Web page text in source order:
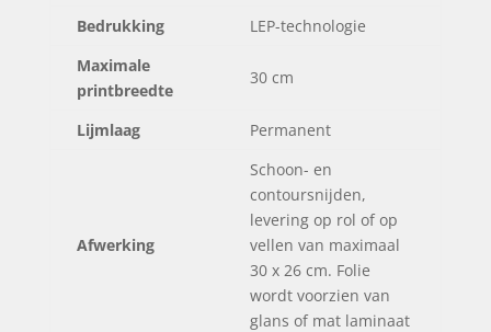
Bedrukking
LEP-technologie
Maximale
printbreedte
30 cm
Lijmlaag Permanent
Afwerking
Schoon- en
contoursnijden,
levering op rol of op
vellen van maximaal
30 x 26 cm. Folie
wordt voorzien van
glans of mat laminaat